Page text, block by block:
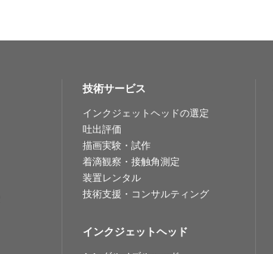
技術サービス
インクジェットヘッドの選定
吐出評価
描画実験・試作
着滴観察・接触角測定
装置レンタル
技術支援・コンサルティング
インクジェットヘッド